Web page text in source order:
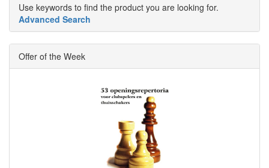
Use keywords to find the product you are looking for.
Advanced Search
Offer of the Week